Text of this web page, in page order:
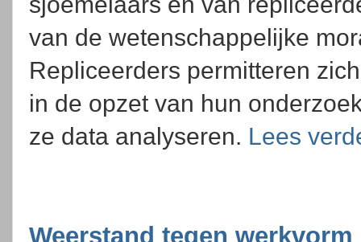
van de wetenschappelijke
Repliceerders permitteren
in de opzet van hun
ze data analyseren. Lees
Weerstand tegen werkvorm